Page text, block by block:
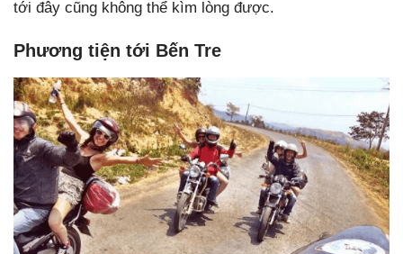
tới đây cũng không thể kìm lòng được.
Phương tiện tới Bến Tre